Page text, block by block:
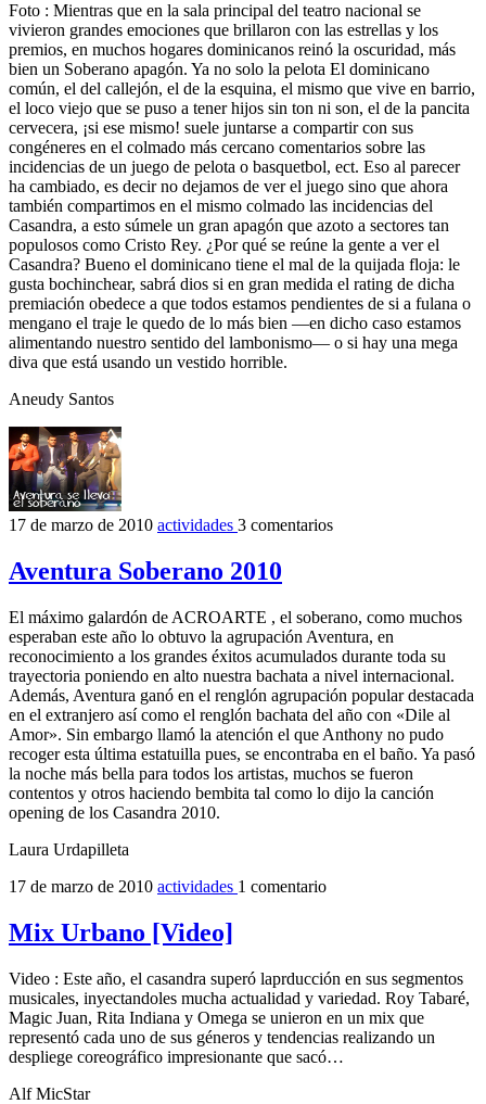
Foto : Mientras que en la sala principal del teatro nacional se
vivieron grandes emociones que brillaron con las estrellas y los
premios, en muchos hogares dominicanos reinó la oscuridad, más
bien un Soberano apagón. Ya no solo la pelota El dominicano
común, el del callejón, el de la esquina, el mismo que vive en barrio,
el loco viejo que se puso a tener hijos sin ton ni son, el de la pancita
cervecera, ¡si ese mismo! suele juntarse a compartir con sus
congéneres en el colmado más cercano comentarios sobre las
incidencias de un juego de pelota o basquetbol, ect. Eso al parecer
ha cambiado, es decir no dejamos de ver el juego sino que ahora
también compartimos en el mismo colmado las incidencias del
Casandra, a esto súmele un gran apagón que azoto a sectores tan
populosos como Cristo Rey. ¿Por qué se reúne la gente a ver el
Casandra? Bueno el dominicano tiene el mal de la quijada floja: le
gusta bochinchear, sabrá dios si en gran medida el rating de dicha
premiación obedece a que todos estamos pendientes de si a fulana o
mengano el traje le quedo de lo más bien ―en dicho caso estamos
alimentando nuestro sentido del lambonismo― o si hay una mega
diva que está usando un vestido horrible.
Aneudy Santos
17 de marzo de 2010 actividades 3 comentarios
Aventura Soberano 2010
El máximo galardón de ACROARTE , el soberano, como muchos
esperaban este año lo obtuvo la agrupación Aventura, en
reconocimiento a los grandes éxitos acumulados durante toda su
trayectoria poniendo en alto nuestra bachata a nivel internacional.
Además, Aventura ganó en el renglón agrupación popular destacada
en el extranjero así como el renglón bachata del año con «Dile al
Amor». Sin embargo llamó la atención el que Anthony no pudo
recoger esta última estatuilla pues, se encontraba en el baño. Ya pasó
la noche más bella para todos los artistas, muchos se fueron
contentos y otros haciendo bembita tal como lo dijo la canción
opening de los Casandra 2010.
Laura Urdapilleta
17 de marzo de 2010 actividades 1 comentario
Mix Urbano [Video]
Video : Este año, el casandra superó laprducción en sus segmentos
musicales, inyectandoles mucha actualidad y variedad. Roy Tabaré,
Magic Juan, Rita Indiana y Omega se unieron en un mix que
representó cada uno de sus géneros y tendencias realizando un
despliege coreográfico impresionante que sacó…
Alf MicStar